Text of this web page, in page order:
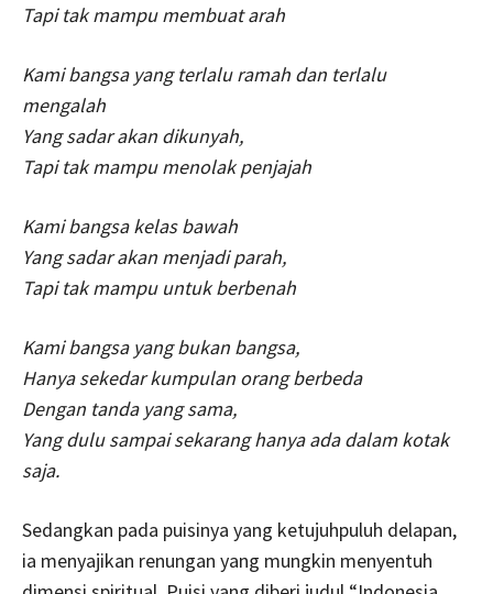
Tapi tak mampu membuat arah
Kami bangsa yang terlalu ramah dan terlalu
mengalah
Yang sadar akan dikunyah,
Tapi tak mampu menolak penjajah
Kami bangsa kelas bawah
Yang sadar akan menjadi parah,
Tapi tak mampu untuk berbenah
Kami bangsa yang bukan bangsa,
Hanya sekedar kumpulan orang berbeda
Dengan tanda yang sama,
Yang dulu sampai sekarang hanya ada dalam kotak
saja.
Sedangkan pada puisinya yang ketujuhpuluh delapan,
ia menyajikan renungan yang mungkin menyentuh